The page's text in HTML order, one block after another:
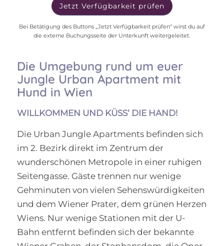
Jetzt Verfügbarkeit prüfen
Bei Betätigung des Buttons „Jetzt Verfügbarkeit prüfen“ wirst du auf
die externe Buchungsseite der Unterkunft weitergeleitet.
Die Umgebung rund um euer
Jungle Urban Apartment mit
Hund in Wien
WILLKOMMEN UND KÜSS‘ DIE HAND!
Die Urban Jungle Apartments befinden sich
im 2. Bezirk direkt im Zentrum der
wunderschönen Metropole in einer ruhigen
Seitengasse. Gäste trennen nur wenige
Gehminuten von vielen Sehenswürdigkeiten
und dem Wiener Prater, dem grünen Herzen
Wiens. Nur wenige Stationen mit der U-
Bahn entfernt befinden sich der bekannte